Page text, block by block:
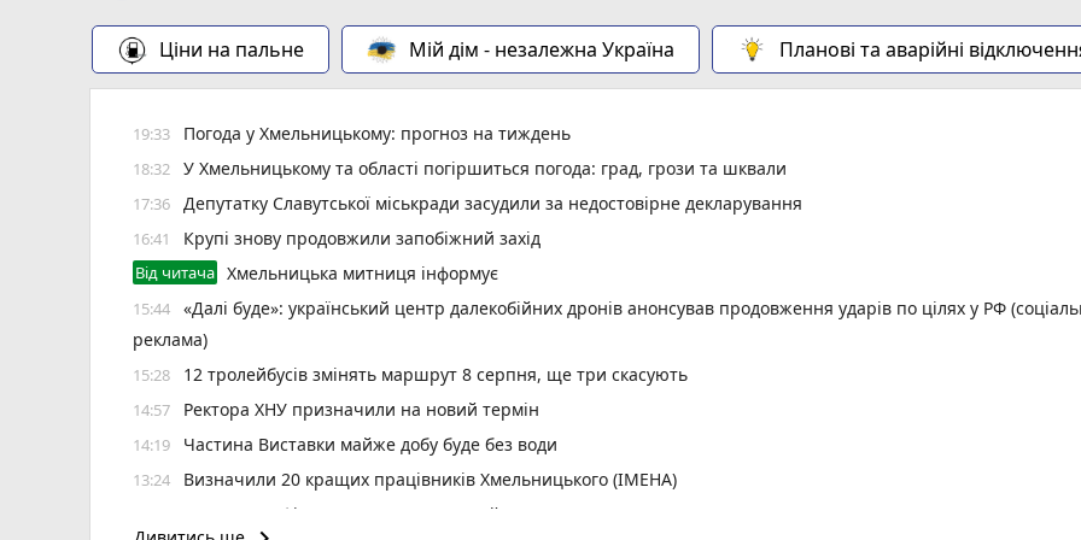
Ціни на пальне Мій дім - незалежна Україна Планові та аварійні
19:33 Погода у Хмельницькому: прогноз на тиждень
18:32 У Хмельницькому та області погіршиться погода: град, грози та шквали
17:36 Депутатку Славутської міськради засудили за недостовірне декларування
16:41 Крупі знову продовжили запобіжний захід
Від читача Хмельницька митниця інформує
15:44
«Далі буде»: український центр далекобійних дронів анонсував продовження ударів по цілях у РФ
реклама)
15:28 12 тролейбусів змінять маршрут 8 серпня, ще три скасують
14:57 Ректора ХНУ призначили на новий термін
14:19 Частина Виставки майже добу буде без води
13:24 Визначили 20 кращих працівників Хмельницького (ІМЕНА)
6 серпня зафіксували температурний рекорд